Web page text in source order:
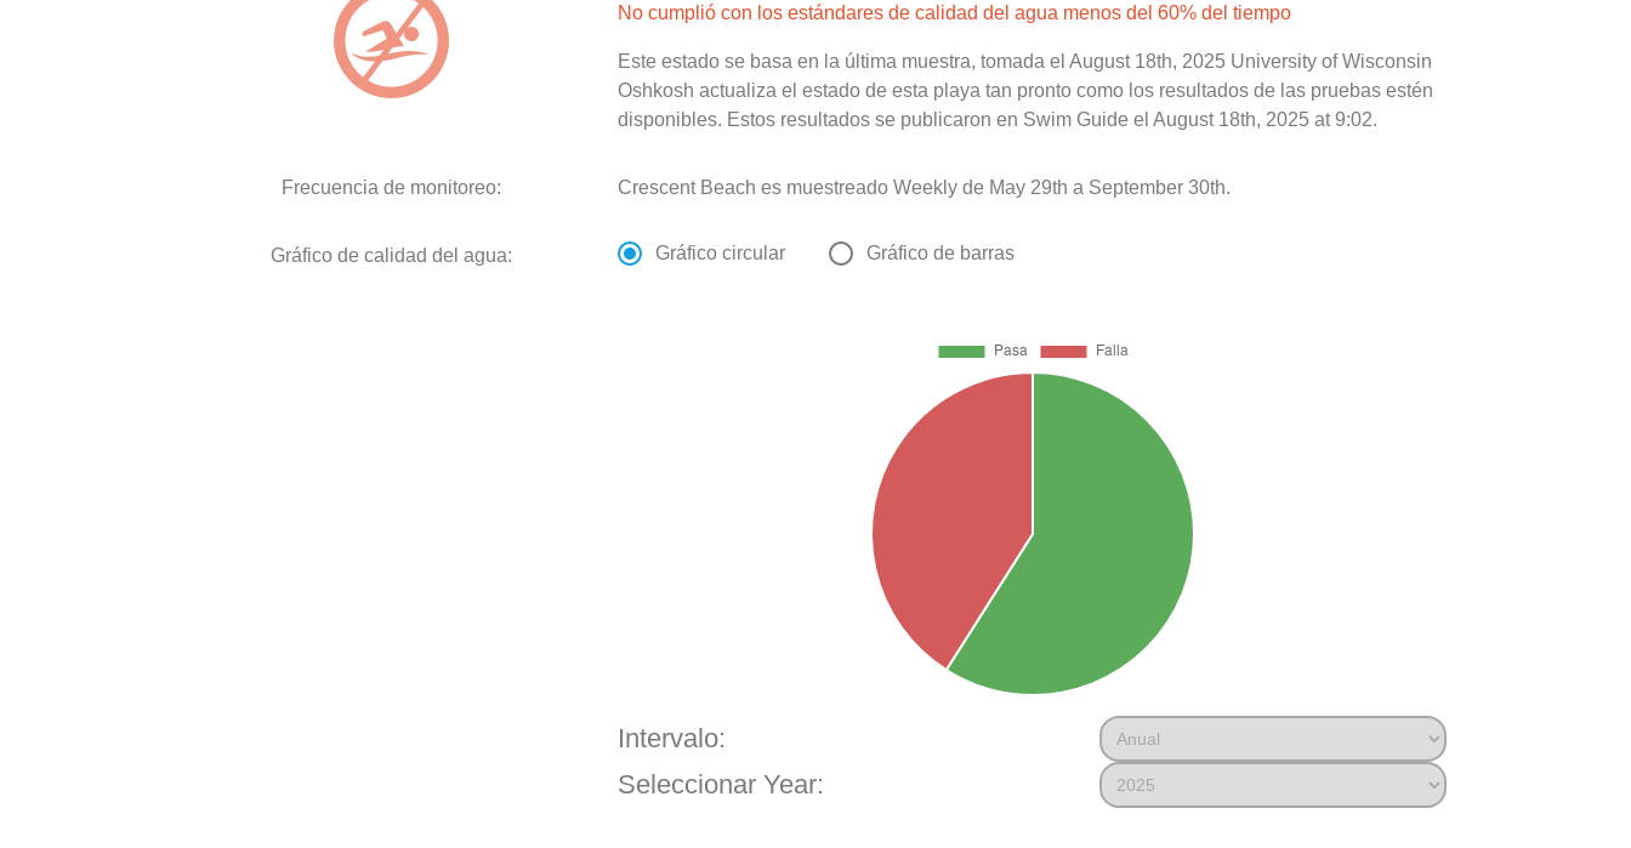
No cumplió con los estándares de calidad del agua menos del 60% del tiempo
Este estado se basa en la última muestra, tomada el August 18th, 2025 University of Wisconsin
Oshkosh actualiza el estado de esta playa tan pronto como los resultados de las pruebas estén
disponibles. Estos resultados se publicaron en Swim Guide el August 18th, 2025 at 9:02.
Frecuencia de monitoreo: Crescent Beach es muestreado Weekly de May 29th a September 30th.
Gráfico de calidad del agua: Gráfico circular Gráfico de barras
Intervalo:
Seleccionar Year: